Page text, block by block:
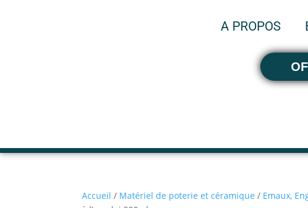
A PROPOS
Accueil / Matériel de poterie et céramique / Emaux,